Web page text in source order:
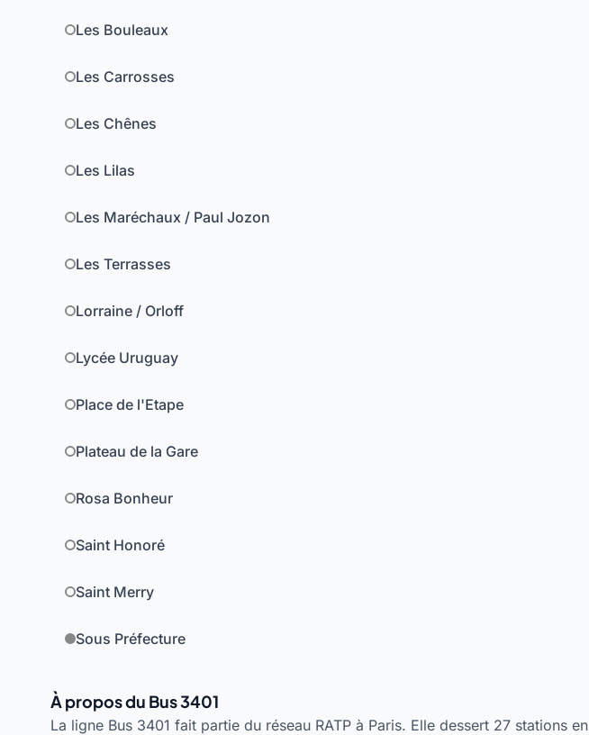
Les Bouleaux
Les Carrosses
Les Chênes
Les Lilas
Les Maréchaux / Paul Jozon
Les Terrasses
Lorraine / Orloff
Lycée Uruguay
Place de l'Etape
Plateau de la Gare
Rosa Bonheur
Saint Honoré
Saint Merry
Sous Préfecture
À propos du Bus 3401
La ligne Bus 3401 fait partie du réseau RATP à Paris. Elle dessert 27 stations en